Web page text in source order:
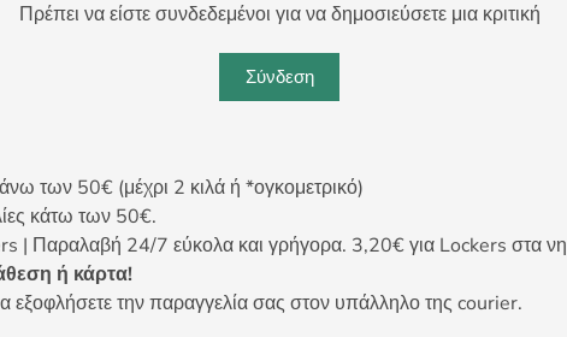
Πρέπει να είστε συνδεδεμένοι για να δημοσιεύσετε μια κριτική
Σύνδεση
των 50€ (μέχρι 2 κιλά ή *ογκομετρικό)
κάτω των 50€.
| Παραλαβή 24/7 εύκολα και γρήγορα. 3,20€ για Lockers στα
ή κάρτα!
εξοφλήσετε την παραγγελία σας στον υπάλληλο της courier.